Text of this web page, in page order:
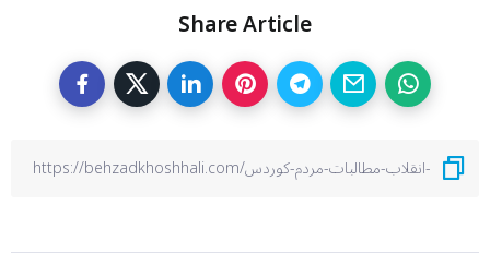
Share Article